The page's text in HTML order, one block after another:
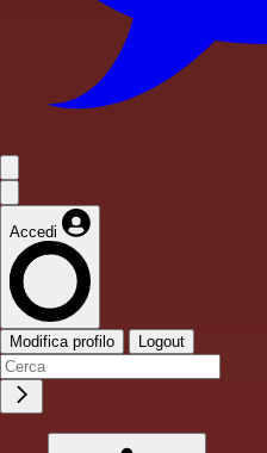
Accedi
Modifica profilo Logout